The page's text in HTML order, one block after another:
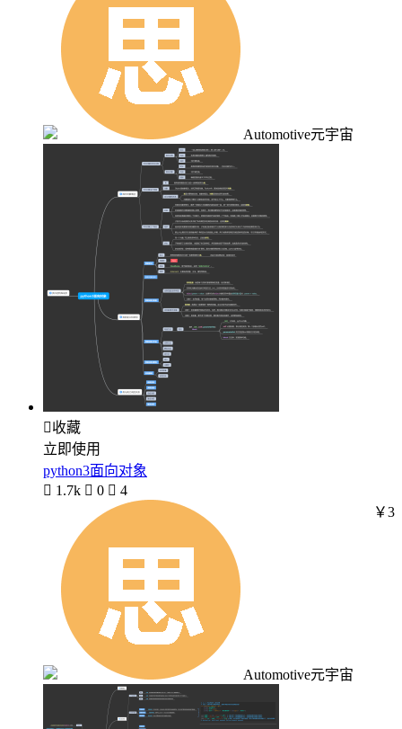
Automotive元宇宙
收藏
立即使用
python3面向对象
 1.7k  0  4
Automotive元宇宙
￥3